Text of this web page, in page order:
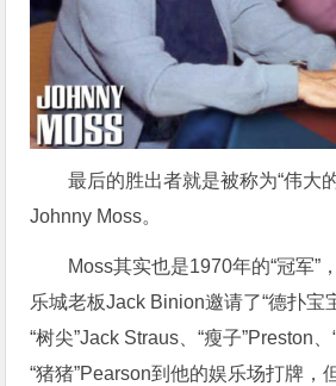
最后的胜出者就是被称为“伟大
Johnny Moss。
Moss其实也是1970年的“冠军”
乐城老板Jack Binion邀请了“德扑宝
“树尖”Jack Straus、“瘦子”Preston
“猪猪”Pearson到他的娱乐场打牌，